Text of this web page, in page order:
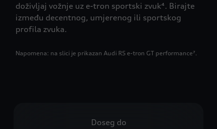
doživljaj vožnje uz e-tron sportski zvuk⁴. Birajte
između decentnog, umjerenog ili sportskog
profila zvuka.
Napomena: na slici je prikazan Audi RS e-tron GT performance⁷.
Doseg do